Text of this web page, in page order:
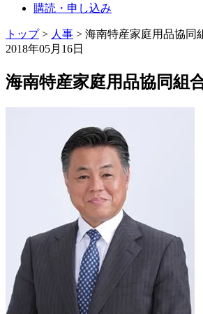
購読・申し込み
トップ> 人事 > 海南特産家庭用品協同
2018年05月16日
海南特産家庭用品協同組